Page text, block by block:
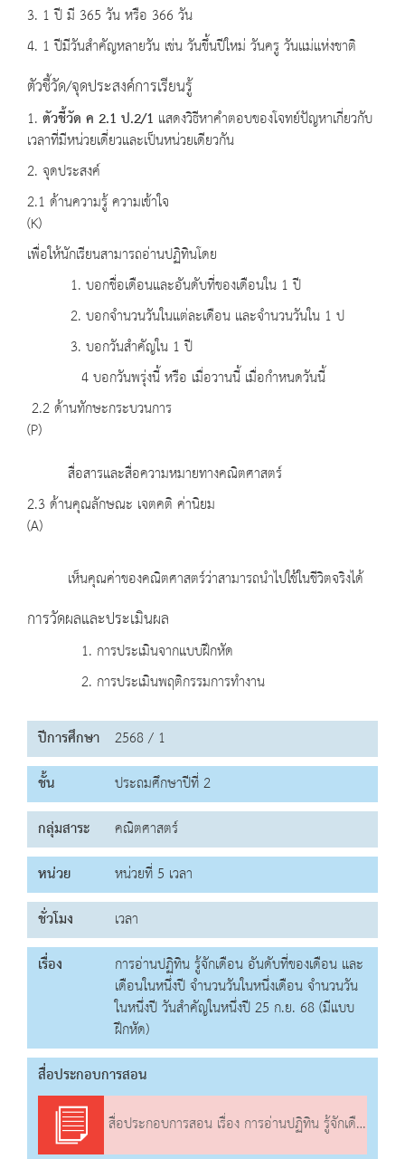
3. 1 ปี มี 365 วัน หรือ 366 วัน
4. 1 ปีมีวันสำคัญหลายวัน เช่น วันขึ้นปีใหม่ วันครู วันแม่แห่งชาติ
ตัวชี้วัด/จุดประสงค์การเรียนรู้
1. ตัวชี้วัด ค 2.1 ป.2/1 แสดงวิธีหาคำตอบของโจทย์ปัญหาเกี่ยวกับ
เวลาที่มีหน่วยเดี่ยวและเป็นหน่วยเดียวกัน
2. จุดประสงค์
2.1 ด้านความรู้ ความเข้าใจ
(K)
เพื่อให้นักเรียนสามารถอ่านปฏิทินโดย
1. บอกชื่อเดือนและอันดับที่ของเดือนใน 1 ปี
2. บอกจำนวนวันในแต่ละเดือน และจำนวนวันใน 1 ป
3. บอกวันสำคัญใน 1 ปี
4 บอกวันพรุ่งนี้ หรือ เมื่อวานนี้ เมื่อกำหนดวันนี้
2.2 ด้านทักษะกระบวนการ
(P)
สื่อสารและสื่อความหมายทางคณิตศาสตร์
2.3 ด้านคุณลักษณะ เจตคติ ค่านิยม
(A)
เห็นคุณค่าของคณิตศาสตร์ว่าสามารถนำไปใช้ในชีวิตจริงได้
การวัดผลและประเมินผล
1. การประเมินจากแบบฝึกหัด
2. การประเมินพฤติกรรมการทำงาน
ปีการศึกษา 2568 / 1
ชั้น
ประถมศึกษาปีที่ 2
กลุ่มสาระ
คณิตศาสตร์
หน่วย
หน่วยที่ 5 เวลา
ชั่วโมง
เวลา
เรื่อง
การอ่านปฏิทิน รู้จักเดือน อันดับที่ของเดือน และ
เดือนในหนึ่งปี จำนวนวันในหนึ่งเดือน จำนวนวัน
ในหนึ่งปี วันสำคัญในหนึ่งปี 25 ก.ย. 68 (มีแบบ
ฝึกหัด)
สื่อประกอบการสอน
สื่อประกอบการสอน เรื่อง การอ่านปฏิทิน รู้จักเดือน อันดับที่ของเดือน และเดือนในหนึ่งปี จำนวนวันในหนึ่งเดือน จำนวนวันในหนึ่งปี วันสำคัญในหนึ่งปี